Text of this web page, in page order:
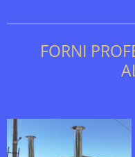
FORNI